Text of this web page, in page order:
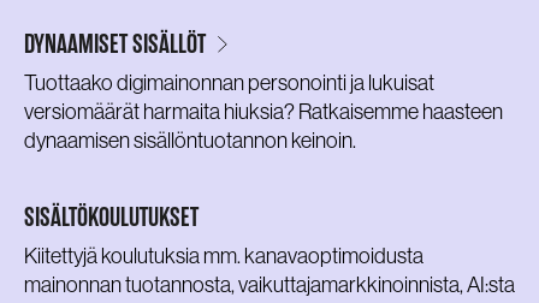
DYNAAMISET SISÄLLÖT
Tuottaako digimainonnan personointi ja lukuisat
versiomäärät harmaita hiuksia? Ratkaisemme haasteen
dynaamisen sisällöntuotannon keinoin.
SISÄLTÖKOULUTUKSET
Kiitettyjä koulutuksia mm. kanavaoptimoidusta
mainonnan tuotannosta, vaikuttajamarkkinoinnista, AI:sta